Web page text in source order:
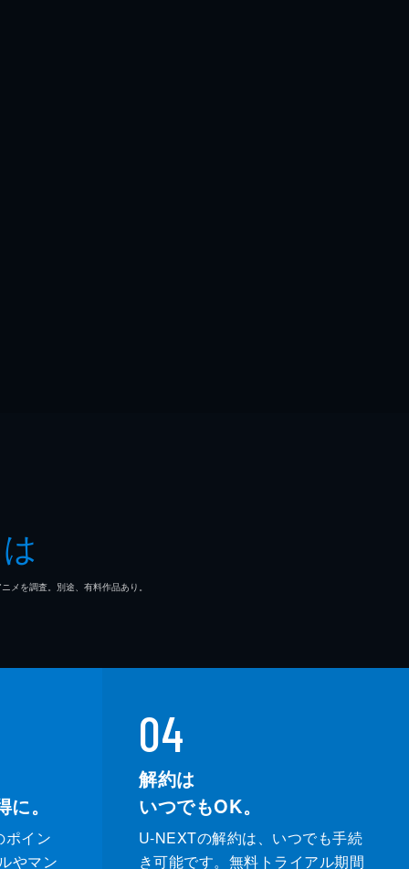
を調査。別途、有料作品あり。
。
ポイン
やマン
04
解約は
いつでもOK。
U-NEXTの解約は、いつでも手続
き可能です。無料トライアル期間